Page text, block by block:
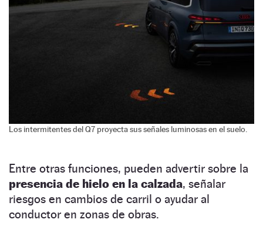
Los intermitentes del Q7 proyecta sus señales luminosas en el suelo.
Entre otras funciones, pueden advertir sobre la
presencia de hielo en la calzada, señalar
riesgos en cambios de carril o ayudar al
conductor en zonas de obras.